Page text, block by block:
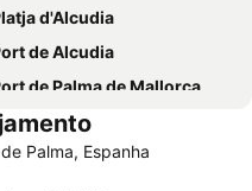
d'Alcudia
de Alcudia
de Palma de Mallorca
Pastilla
Sa marina de Alcudia
Palma, Espanha